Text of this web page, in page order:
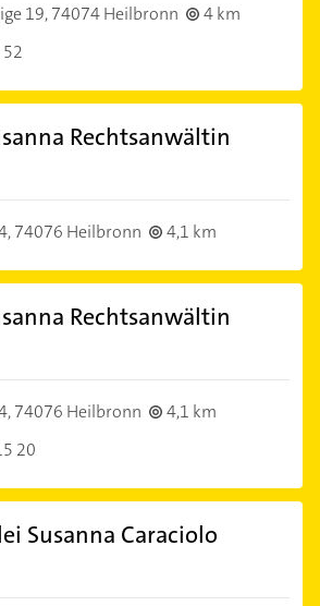
19,74074 Heilbronn
4 km
Rechtsanwältin
74076 Heilbronn 4,1 km
Rechtsanwältin
74076 Heilbronn
4,1 km
20
Susanna Caraciolo